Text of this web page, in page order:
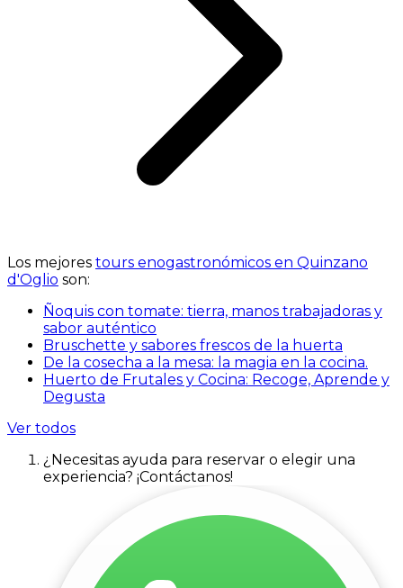
Los mejores tours enogastronómicos en Quinzano
d'Oglio son:
Ñoquis con tomate: tierra, manos trabajadoras y
sabor auténtico
Bruschette y sabores frescos de la huerta
De la cosecha a la mesa: la magia en la cocina.
Huerto de Frutales y Cocina: Recoge, Aprende y
Degusta
Ver todos
¿Necesitas ayuda para reservar o elegir una
experiencia? ¡Contáctanos!